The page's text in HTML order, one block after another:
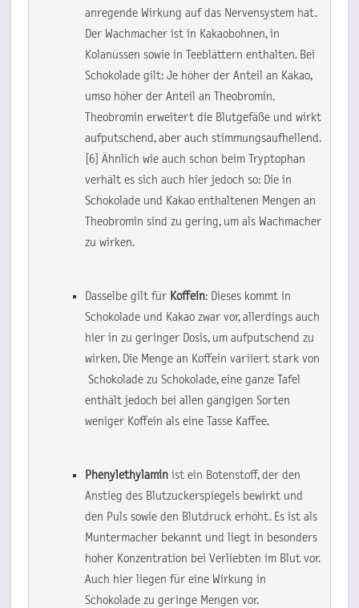
anregende Wirkung auf das Nervensystem hat.
Der Wachmacher ist in Kakaobohnen, in
Kolanüssen sowie in Teeblättern enthalten. Bei
Schokolade gilt: Je höher der Anteil an Kakao,
umso höher der Anteil an Theobromin.
Theobromin erweitert die Blutgefäße und wirkt
aufputschend, aber auch stimmungsaufhellend.
[6] Ähnlich wie auch schon beim Tryptophan
verhält es sich auch hier jedoch so: Die in
Schokolade und Kakao enthaltenen Mengen an
Theobromin sind zu gering, um als Wachmacher
zu wirken.
Dasselbe gilt für Koffein: Dieses kommt in
Schokolade und Kakao zwar vor, allerdings auch
hier in zu geringer Dosis, um aufputschend zu
wirken. Die Menge an Koffein variiert stark von
Schokolade zu Schokolade, eine ganze Tafel
enthält jedoch bei allen gängigen Sorten
weniger Koffein als eine Tasse Kaffee.
Phenylethylamin ist ein Botenstoff, der den
Anstieg des Blutzuckerspiegels bewirkt und
den Puls sowie den Blutdruck erhöht. Es ist als
Muntermacher bekannt und liegt in besonders
hoher Konzentration bei Verliebten im Blut vor.
Auch hier liegen für eine Wirkung in
Schokolade zu geringe Mengen vor.